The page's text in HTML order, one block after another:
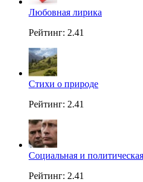
Любовная лирика
Рейтинг: 2.41
Стихи о природе
Рейтинг: 2.41
Социальная и
Рейтинг: 2.41